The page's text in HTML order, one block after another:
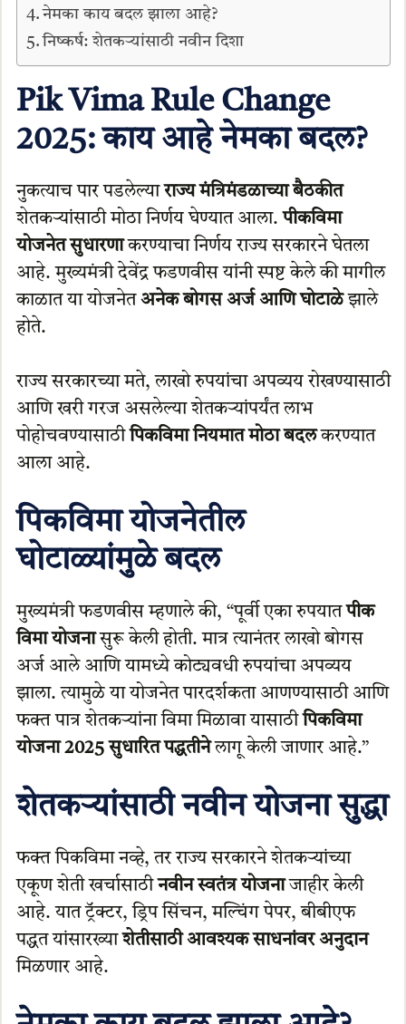
नेमका काय बदल झाला आहे?
निष्कर्ष: शेतकऱ्यांसाठी नवीन दिशा
Pik Vima Rule Change
2025: काय आहे नेमका बदल?
नुकत्याच पार पडलेल्याराज्य मंत्रिमंडळाच्या बैठकीत
शेतकऱ्यांसाठी मोठा निर्णय घेण्यात आला.पीकविमा
योजनेत सुधारणाकरण्याचा निर्णय राज्य सरकारने घेतला
आहे. मुख्यमंत्री देवेंद्र फडणवीस यांनी स्पष्ट केले की मागील
काळात या योजनेत अनेक बोगस अर्ज आणि घोटाळेझाले
होते.
राज्य सरकारच्या मते, लाखो रुपयांचा अपव्यय रोखण्यासाठी
आणि खरी गरज असलेल्या शेतकऱ्यांपर्यंत लाभ
पोहोचवण्यासाठीपिकविमा नियमात मोठा बदलकरण्यात
आला आहे.
पिकविमा योजनेतील
घोटाळ्यांमुळे बदल
मुख्यमंत्री फडणवीस म्हणाले की, “पूर्वी एका रुपयातपीक
विमा योजनासुरू केली होती. मात्र त्यानंतर लाखो बोगस
अर्ज आले आणि यामध्ये कोट्यवधी रुपयांचा अपव्यय
झाला. त्यामुळे या योजनेत पारदर्शकता आणण्यासाठी आणि
फक्त पात्र शेतकऱ्यांना विमा मिळावा यासाठीपिकविमा
योजना 2025 सुधारित पद्धतीनेलागू केली जाणार आहे.”
शेतकऱ्यांसाठी नवीन योजना सुद्धा
फक्त पिकविमा नव्हे, तर राज्य सरकारने शेतकऱ्यांच्या
एकूण शेती खर्चासाठीनवीन स्वतंत्र योजनाजाहीर केली
आहे. यात ट्रॅक्टर, ड्रिप सिंचन, मल्चिंग पेपर, बीबीएफ
पद्धत यांसारख्याशेतीसाठी आवश्यक साधनांवर अनुदान
मिळणार आहे.